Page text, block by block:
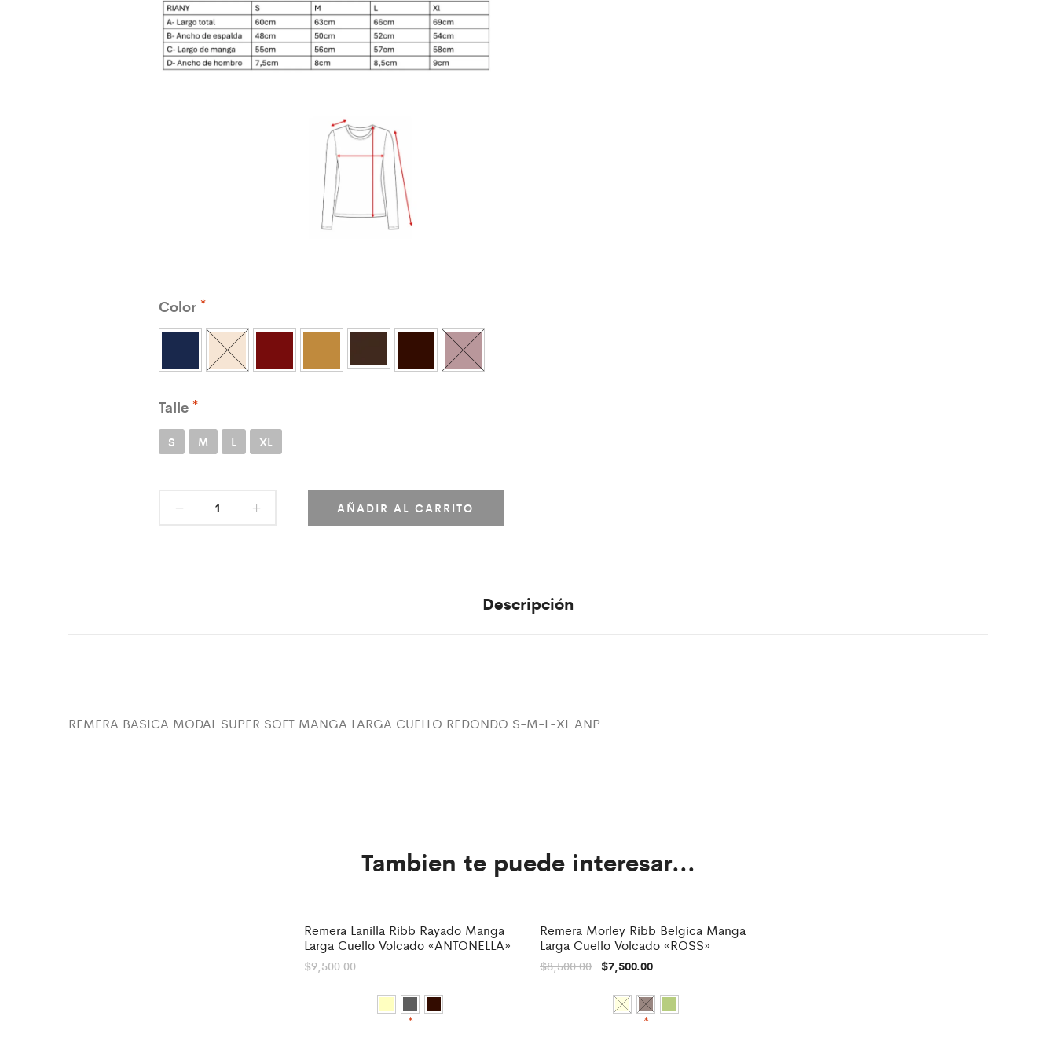
Color
Talle
S M L XL
AÑADIR AL CARRITO
Descripción
REMERA BASICA MODAL SUPER SOFT MANGA LARGA CUELLO REDONDO S-M-L-XL ANP
Tambien te puede interesar...
Remera Lanilla Ribb Rayado Manga
Larga Cuello Volcado «ANTONELLA»
$9,500.00
*
-12%
Remera Morley Ribb Belgica Manga
Larga Cuello Volcado «ROSS»
$8,500.00 $7,500.00
*